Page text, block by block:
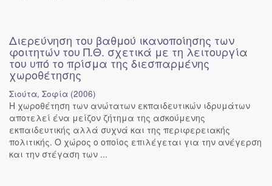
Διερεύνηση του βαθμού ικανοποίησης των
φοιτητών του Π.Θ. σχετικά με τη λειτουργία
του υπό το πρίσμα της διεσπαρμένης
χωροθέτησης
Σιούτα, Σοφία (2006)
Η χωροθέτηση των ανώτατων εκπαιδευτικών ιδρυμάτων
αποτελεί ένα μείζον ζήτημα της ασκούμενης
εκπαιδευτικής αλλά συχνά και της περιφερειακής
πολιτικής. Ο χώρος ο οποίος επιλέγεται για την ανέγερση
και την στέγαση των ...